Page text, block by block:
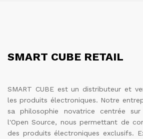
SMART CUBE RETAIL
SMART CUBE est un distributeur et
les produits électroniques. Notre
sa philosophie novatrice centrée
l'Open Source, nous permettant de
des produits électroniques exclusifs.